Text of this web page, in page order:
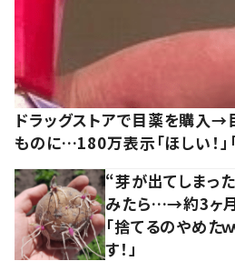
ドラッグストアで目薬を購入
ものに…180万表示「ほしい！」「
“芽が出てしまっ
みたら…→約3ヶ
「捨てるのやめた
す！」